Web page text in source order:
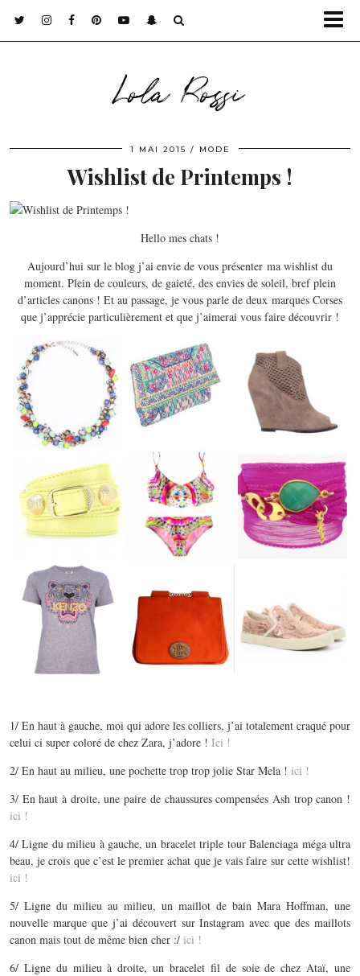
Lola Rossi
1 MAI 2015 MODE
Wishlist de Printemps !
Hello mes chats !
Aujourd’hui sur le blog j’ai envie de vous présenter ma wishlist du
moment. Plein de couleurs, de gaieté, des envies de soleil, bref plein
d’articles canons ! Et au passage, je vous parle de deux marques Corses
que j’apprécie particulièrement et que j’aimerai vous faire découvrir !
1/ En haut à gauche, moi qui adore les colliers, j’ai totalement craqué pour
celui ci super coloré de chez Zara, j’adore ! Ici !
2/ En haut au milieu, une pochette trop trop jolie Star Mela ! ici !
3/ En haut à droite, une paire de chaussures compensées Ash trop canon !
ici !
4/ Ligne du milieu à gauche, un bracelet triple tour Balenciaga méga ultra
beau, je crois que c’est le premier achat que je vais faire sur cette wishlist!
ici !
5/ Ligne du milieu au milieu, un maillot de bain Mara Hoffman, une
nouvelle marque que j’ai découvert sur Instagram avec que des maillots
canon mais tout de même bien cher :/ ici !
6/ Ligne du milieu à droite, un bracelet fil de soie de chez Ataï, une